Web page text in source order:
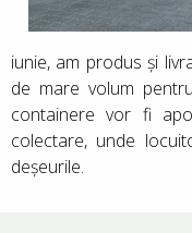
iunie, am produs și
de mare volum
containere vor fi
colectare, unde
deșeurile.